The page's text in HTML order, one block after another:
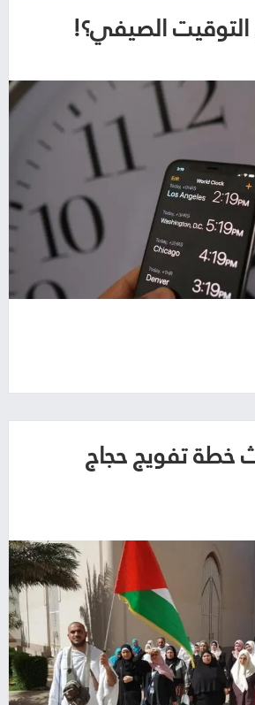
الصيفي؟!
خطة تفويج حجاج